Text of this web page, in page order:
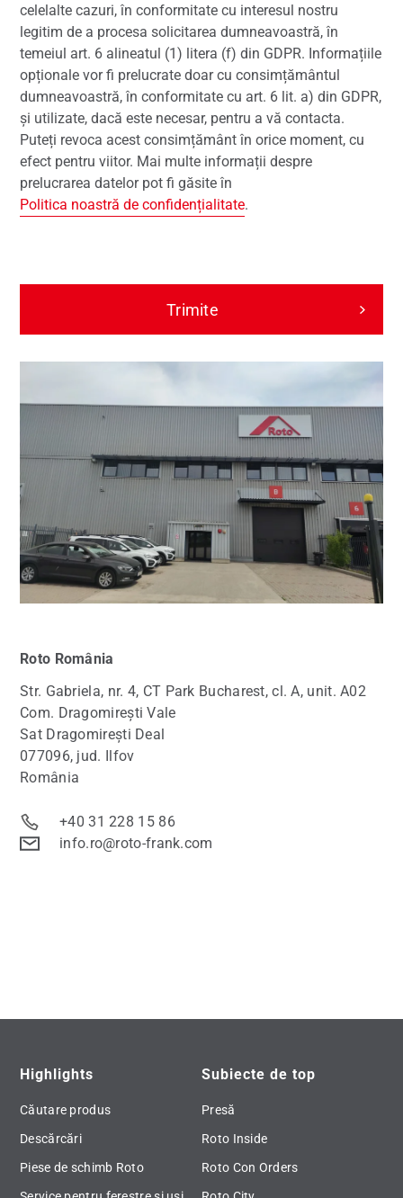
Roto România
Str. Gabriela, nr. 4, CT Park Bucharest, cl. A, unit. A02
Com. Dragomirești Vale
Sat Dragomirești Deal
077096, jud. Ilfov
România
+40 31 228 15 86
info.ro@roto-frank.com
celelalte cazuri, în conformitate cu interesul nostru
legitim de a procesa solicitarea dumneavoastră, în
temeiul art. 6 alineatul (1) litera (f) din GDPR. Informațiile
opționale vor fi prelucrate doar cu consimțământul
dumneavoastră, în conformitate cu art. 6 lit. a) din GDPR,
și utilizate, dacă este necesar, pentru a vă contacta.
Puteți revoca acest consimțământ în orice moment, cu
efect pentru viitor. Mai multe informații despre
prelucrarea datelor pot fi găsite în
Politica noastră de confidențialitate.
Trimite
Highlights
Căutare produs
Descărcări
Piese de schimb Roto
Subiecte de top
Presă
Roto Inside
Roto Con Orders